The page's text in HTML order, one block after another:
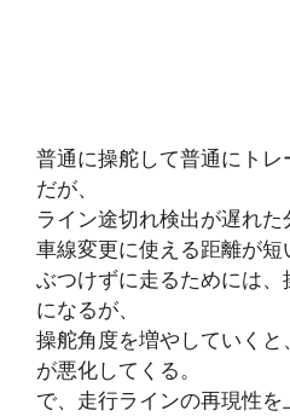
普通に操舵して普通にト
だが、
ライン途切れ検出が遅れた
車線変更に使える距離が短
ぶつけずに走るためには、
になるが、
操舵角度を増やしていく
が悪化してくる。
で、走行ラインの再現性